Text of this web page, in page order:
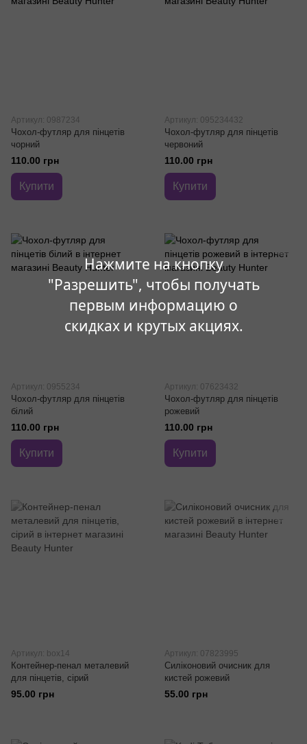
Нажмите на кнопку
"Разрешить", чтобы получать
первым информацию о
скидках и крутых акциях.
Артикул: 0987234
Чохол-футляр для пінцетів
чорний
110.00 грн
Купити
Артикул: 095234432
Чохол-футляр для пінцетів
червоний
110.00 грн
Купити
Артикул: 0955234
Чохол-футляр для пінцетів
білий
110.00 грн
Купити
Артикул: 07623432
Чохол-футляр для пінцетів
рожевий
110.00 грн
Купити
Артикул: box14
Контейнер-пенал металевий
для пінцетів, сірий
95.00 грн
Артикул: 07823995
Силіконовий очисник для
кистей рожевий
55.00 грн